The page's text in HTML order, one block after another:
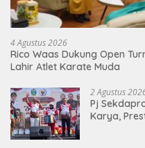
4 Agustus 2026
Rico Waas Dukung Open
Lahir Atlet Karate Muda
2 Agustus
Pj
Karya,